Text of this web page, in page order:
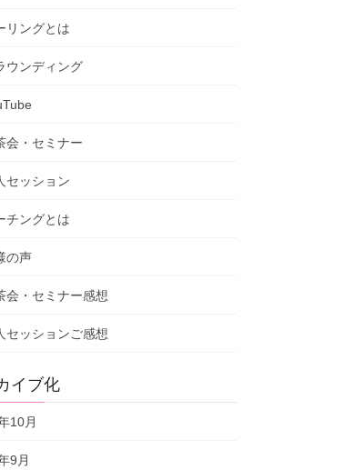
リングとは
ウンディング
会・セミナー
セッション
チングとは
の声
会・セミナー感想
セッションご感想
イブ化
10月
9月